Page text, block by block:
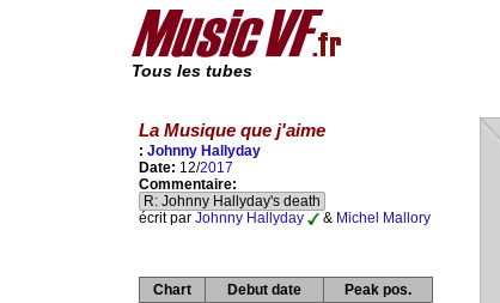
Tous les tubes
La Musique que j'aime
: Johnny Hallyday
Date: 12/2017
Commentaire:
R: Johnny Hallyday's death
écrit par Johnny Hallyday & Michel Mallory
Chart Debut date Peak pos.